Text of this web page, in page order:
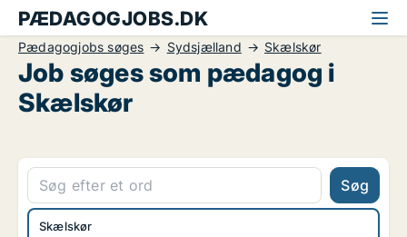
PÆDAGOGJOBS.DK
Pædagogjobs søges Sydsjælland Skælskør
Job søges som pædagog i
Skælskør
Søg
Skælskør